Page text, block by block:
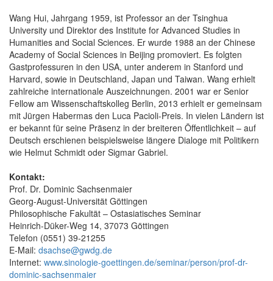
Wang Hui, Jahrgang 1959, ist Professor an der Tsinghua
University und Direktor des Institute for Advanced Studies in
Humanities and Social Sciences. Er wurde 1988 an der Chinese
Academy of Social Sciences in Beijing promoviert. Es folgten
Gastprofessuren in den USA, unter anderem in Stanford und
Harvard, sowie in Deutschland, Japan und Taiwan. Wang erhielt
zahlreiche internationale Auszeichnungen. 2001 war er Senior
Fellow am Wissenschaftskolleg Berlin, 2013 erhielt er gemeinsam
mit Jürgen Habermas den Luca Pacioli-Preis. In vielen Ländern ist
er bekannt für seine Präsenz in der breiteren Öffentlichkeit – auf
Deutsch erschienen beispielsweise längere Dialoge mit Politikern
wie Helmut Schmidt oder Sigmar Gabriel.
Kontakt:
Prof. Dr. Dominic Sachsenmaier
Georg-August-Universität Göttingen
Philosophische Fakultät – Ostasiatisches Seminar
Heinrich-Düker-Weg 14, 37073 Göttingen
Telefon (0551) 39-21255
E-Mail: dsachse@gwdg.de
Internet: www.sinologie-goettingen.de/seminar/person/prof-dr-
dominic-sachsenmaier